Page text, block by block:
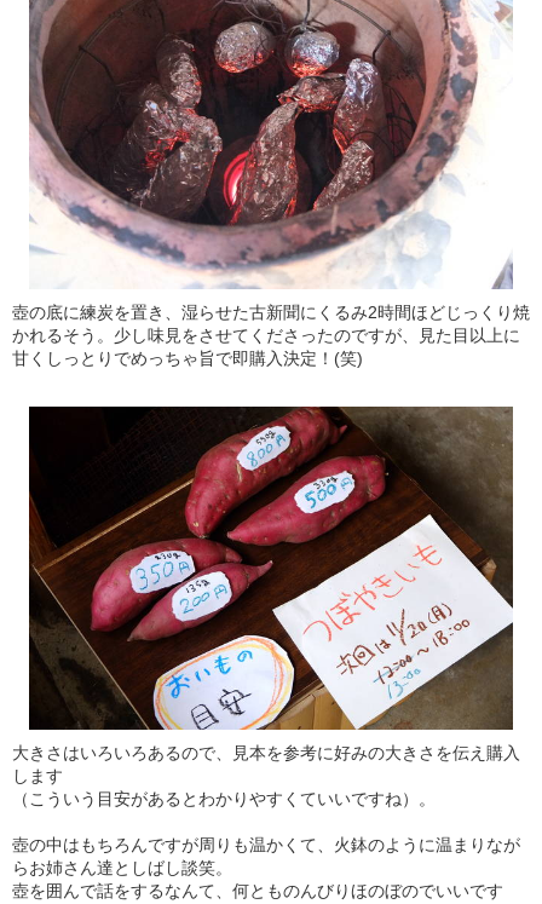
壺の底に練炭を置き、湿らせた古新聞にくるみ2時間ほどじっくり焼
かれるそう。少し味見をさせてくださったのですが、見た目以上に
甘くしっとりでめっちゃ旨で即購入決定！(笑)
大きさはいろいろあるので、見本を参考に好みの大きさを伝え購入
します
（こういう目安があるとわかりやすくていいですね）。
壺の中はもちろんですが周りも温かくて、火鉢のように温まりなが
らお姉さん達としばし談笑。
壺を囲んで話をするなんて、何とものんびりほのぼのでいいです